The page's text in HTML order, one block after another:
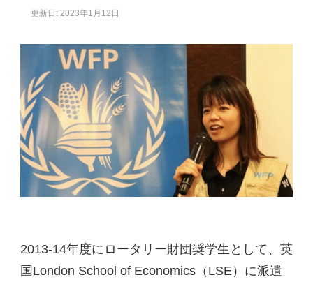
更新日: 2023年1月12日
2013-14年度にロータリー財団奨学生として、英
国London School of Economics（LSE）に派遣